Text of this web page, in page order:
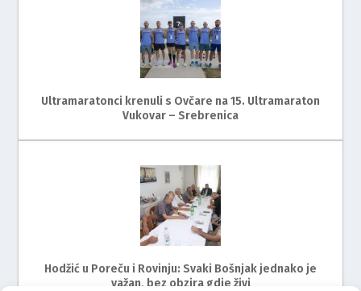
Ultramaratonci krenuli s Ovčare na 15. Ultramaraton
Vukovar – Srebrenica
Hodžić u Poreču i Rovinju: Svaki Bošnjak jednako je
važan, bez obzira gdje živi